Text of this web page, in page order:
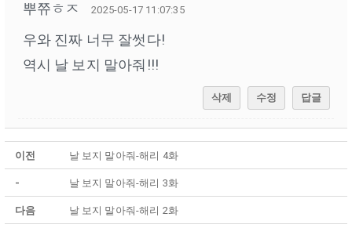
뿌쮸ㅎㅈ 2025-05-17 11:07:35
우와 진짜 너무 잘썻다!
역시 날 보지 말아줘!!!
삭제 수정 답글
이전 날 보지 말아줘-해리 4화
- 날 보지 말아줘-해리 3화
다음 날 보지 말아줘-해리 2화